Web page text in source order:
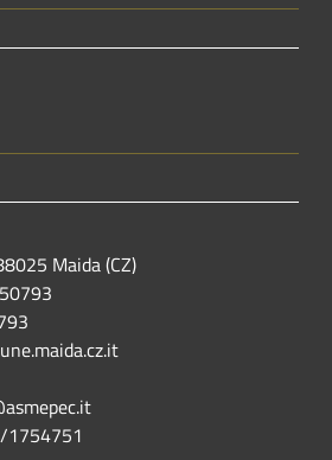
Maida (CZ)
1754751